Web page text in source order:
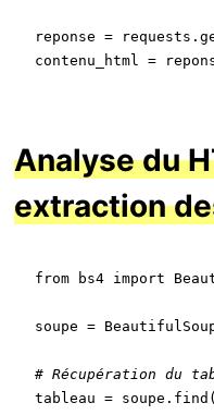
reponse =
contenu_html =
Analyse du
extraction
from bs4 import
soupe =
# Récupération du
tableau = soupe.find(